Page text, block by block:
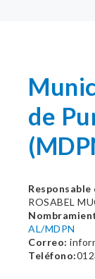
de
ROSABEL
AL/MDPN
Correo:
Teléfono: